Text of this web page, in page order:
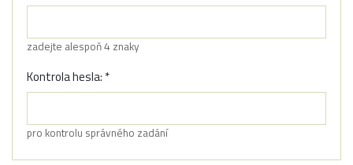
zadejte alespoň 4 znaky
Kontrola hesla: *
pro kontrolu správného zadání